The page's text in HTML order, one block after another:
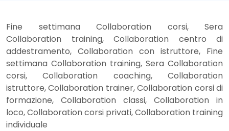
Fine settimana Collaboration corsi, Sera
Collaboration training, Collaboration centro di
addestramento, Collaboration con istruttore, Fine
settimana Collaboration training, Sera Collaboration
corsi, Collaboration coaching, Collaboration
istruttore, Collaboration trainer, Collaboration corsi di
formazione, Collaboration classi, Collaboration in
loco, Collaboration corsi privati, Collaboration training
individuale